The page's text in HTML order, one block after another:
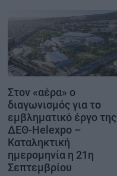
Στον «αέρα» ο
διαγωνισμός για το
εμβληματικό έργο της
ΔΕΘ-Helexpo –
Καταληκτική
ημερομηνία η 21η
Σεπτεμβρίου